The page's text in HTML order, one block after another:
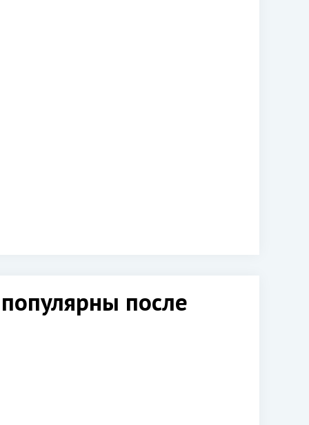
после